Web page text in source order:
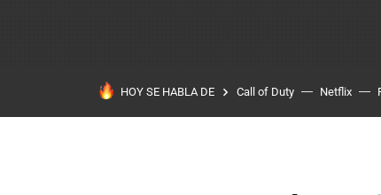
HOY SE HABLA DE Call of Duty Netflix